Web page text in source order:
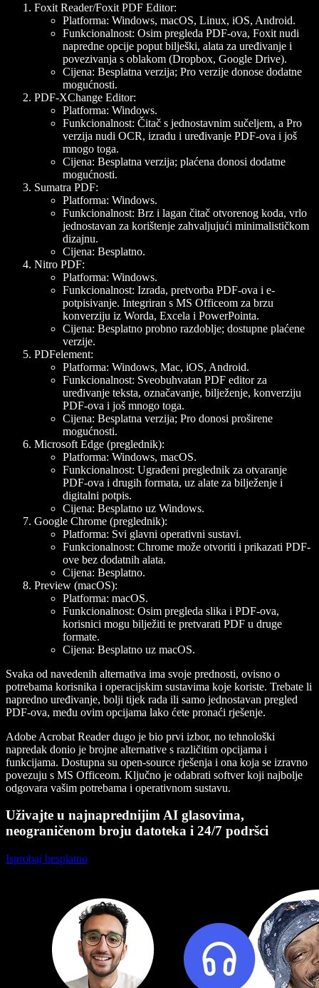
Foxit Reader/Foxit PDF Editor:
Platforma: Windows, macOS, Linux, iOS, Android.
Funkcionalnost: Osim pregleda PDF-ova, Foxit nudi
napredne opcije poput bilješki, alata za uređivanje i
povezivanja s oblakom (Dropbox, Google Drive).
Cijena: Besplatna verzija; Pro verzije donose dodatne
mogućnosti.
PDF-XChange Editor:
Platforma: Windows.
Funkcionalnost: Čitač s jednostavnim sučeljem, a Pro
verzija nudi OCR, izradu i uređivanje PDF-ova i još
mnogo toga.
Cijena: Besplatna verzija; plaćena donosi dodatne
mogućnosti.
Sumatra PDF:
Platforma: Windows.
Funkcionalnost: Brz i lagan čitač otvorenog koda, vrlo
jednostavan za korištenje zahvaljujući minimalističkom
dizajnu.
Cijena: Besplatno.
Nitro PDF:
Platforma: Windows.
Funkcionalnost: Izrada, pretvorba PDF-ova i e-
potpisivanje. Integriran s MS Officeom za brzu
konverziju iz Worda, Excela i PowerPointa.
Cijena: Besplatno probno razdoblje; dostupne plaćene
verzije.
PDFelement:
Platforma: Windows, Mac, iOS, Android.
Funkcionalnost: Sveobuhvatan PDF editor za
uređivanje teksta, označavanje, bilježenje, konverziju
PDF-ova i još mnogo toga.
Cijena: Besplatna verzija; Pro donosi proširene
mogućnosti.
Microsoft Edge (preglednik):
Platforma: Windows, macOS.
Funkcionalnost: Ugrađeni preglednik za otvaranje
PDF-ova i drugih formata, uz alate za bilježenje i
digitalni potpis.
Cijena: Besplatno uz Windows.
Google Chrome (preglednik):
Platforma: Svi glavni operativni sustavi.
Funkcionalnost: Chrome može otvoriti i prikazati PDF-
ove bez dodatnih alata.
Cijena: Besplatno.
Preview (macOS):
Platforma: macOS.
Funkcionalnost: Osim pregleda slika i PDF-ova,
korisnici mogu bilježiti te pretvarati PDF u druge
formate.
Cijena: Besplatno uz macOS.
Svaka od navedenih alternativa ima svoje prednosti, ovisno o
potrebama korisnika i operacijskim sustavima koje koriste. Trebate li
napredno uređivanje, bolji tijek rada ili samo jednostavan pregled
PDF-ova, među ovim opcijama lako ćete pronaći rješenje.
Adobe Acrobat Reader dugo je bio prvi izbor, no tehnološki
napredak donio je brojne alternative s različitim opcijama i
funkcijama. Dostupna su open-source rješenja i ona koja se izravno
povezuju s MS Officeom. Ključno je odabrati softver koji najbolje
odgovara vašim potrebama i operativnom sustavu.
Uživajte u najnaprednijim AI glasovima,
neograničenom broju datoteka i 24/7 podršci
Isprobaj besplatno